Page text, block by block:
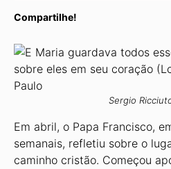
Compartilhe!
Sergio
Em abril, o Papa Francisco,
semanais, refletiu sobre o
caminho cristão. Começou